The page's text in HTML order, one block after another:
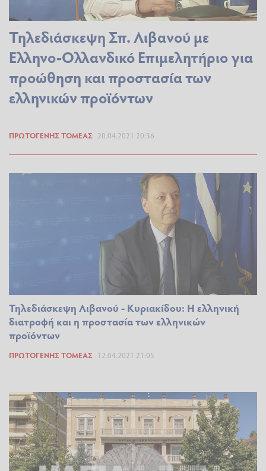
Τηλεδιάσκεψη Σπ. Λιβανού με
Ελληνο-Ολλανδικό Επιμελητήριο για
προώθηση και προστασία των
ελληνικών προϊόντων
ΠΡΩΤΟΓΕΝΉΣ ΤΟΜΈΑΣ 20.04.2021 20:36
Τηλεδιάσκεψη Λιβανού - Κυριακίδου: H ελληνική
διατροφή και η προστασία των ελληνικών
προϊόντων
ΠΡΩΤΟΓΕΝΉΣ ΤΟΜΈΑΣ 12.04.2021 21:05